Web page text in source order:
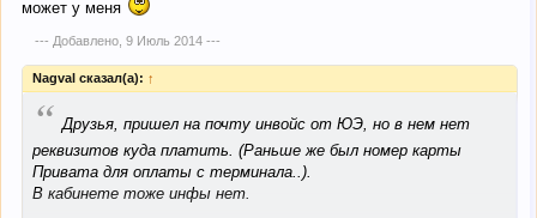
может у меня
--- Добавлено, 9 Июль 2014---
Nagval сказал(а): ↑
“ Друзья, пришел на почту инвойс от ЮЭ, но в нем нет
реквизитов куда платить. (Раньше же был номер карты
Привата для оплаты с терминала..).
В кабинете тоже инфы нет.